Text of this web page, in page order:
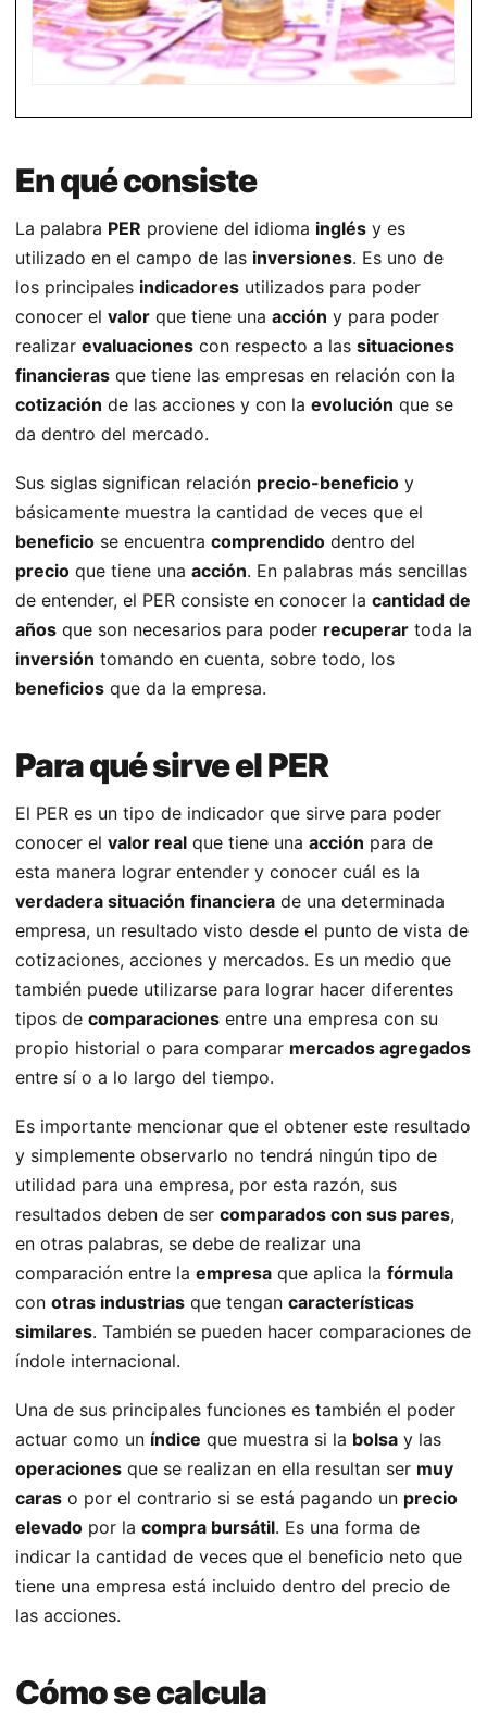
En qué consiste
La palabra PER proviene del idioma inglés y es
utilizado en el campo de las inversiones. Es uno de
los principales indicadores utilizados para poder
conocer el valor que tiene una acción y para poder
realizar evaluaciones con respecto a las situaciones
financieras que tiene las empresas en relación con la
cotización de las acciones y con la evolución que se
da dentro del mercado.
Sus siglas significan relación precio-beneficio y
básicamente muestra la cantidad de veces que el
beneficio se encuentra comprendido dentro del
precio que tiene una acción. En palabras más sencillas
de entender, el PER consiste en conocer la cantidad de
años que son necesarios para poder recuperar toda la
inversión tomando en cuenta, sobre todo, los
beneficios que da la empresa.
Para qué sirve el PER
El PER es un tipo de indicador que sirve para poder
conocer el valor real que tiene una acción para de
esta manera lograr entender y conocer cuál es la
verdadera situación financiera de una determinada
empresa, un resultado visto desde el punto de vista de
cotizaciones, acciones y mercados. Es un medio que
también puede utilizarse para lograr hacer diferentes
tipos de comparaciones entre una empresa con su
propio historial o para comparar mercados agregados
entre sí o a lo largo del tiempo.
Es importante mencionar que el obtener este resultado
y simplemente observarlo no tendrá ningún tipo de
utilidad para una empresa, por esta razón, sus
resultados deben de ser comparados con sus pares,
en otras palabras, se debe de realizar una
comparación entre la empresa que aplica la fórmula
con otras industrias que tengan características
similares. También se pueden hacer comparaciones de
índole internacional.
Una de sus principales funciones es también el poder
actuar como un índice que muestra si la bolsa y las
operaciones que se realizan en ella resultan ser muy
caras o por el contrario si se está pagando un precio
elevado por la compra bursátil. Es una forma de
indicar la cantidad de veces que el beneficio neto que
tiene una empresa está incluido dentro del precio de
las acciones.
Cómo se calcula